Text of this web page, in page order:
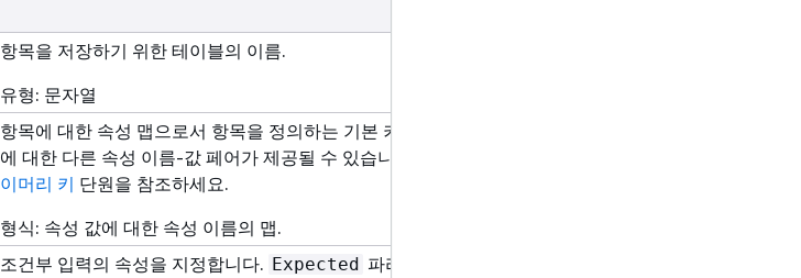
항목을 저장하기 위한 테이블의 이름.
유형: 문자열
항목에 대한 속성 맵으로서 항목을 정의하는 기본 키 값이 반드시 포함되어야 합니다. 항목
에 대한 다른 속성 이름-값 페어가 제공될 수 있습니다. 기본 키에 대한 자세한 내용은
이머리 키 단원을 참조하세요.
형식: 속성 값에 대한 속성 이름의 맵.
조건부 입력의 속성을 지정합니다. Expected 파라미터를 사용하면 속성 이름뿐만 아니